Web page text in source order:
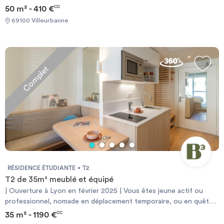
50 m² - 410 €CC
69100 Villeurbanne
Complet
RÉSIDENCE ÉTUDIANTE T2
T2 de 35m² meublé et équipé
| Ouverture à Lyon en février 2025 | Vous êtes jeune actif ou
professionnel, nomade en déplacement temporaire, ou en quête
d’un nouveau lieu de vie en communauté ? La résidence Bikube à
Lyon est le lieu idéal pour découvrir une nouvelle expérience de
35 m² - 1190 €CC